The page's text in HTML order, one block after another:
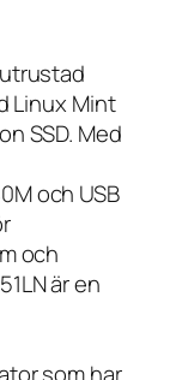
Linux Mint
SSD. Med
och USB
och
är en
som har